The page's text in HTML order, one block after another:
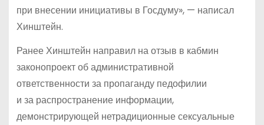
при внесении инициативы в Госдуму», — написал
Хинштейн.
Ранее Хинштейн направил на отзыв в кабмин
законопроект об административной
ответственности за пропаганду педофилии
и за распространение информации,
демонстрирующей нетрадиционные сексуальные